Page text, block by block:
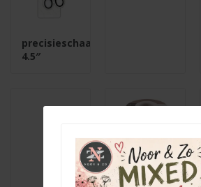
precisieschaar
4.5″